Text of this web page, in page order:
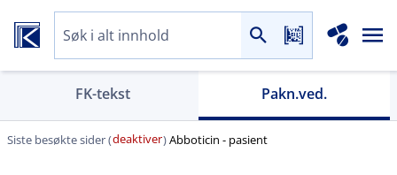
FK-tekst Pakn.ved.
Siste besøkte sider (deaktiver)Abboticin - pasient